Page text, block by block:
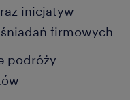
inicjatyw
firmowych
podróży